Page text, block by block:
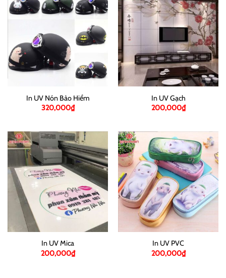
In UV Nón Bảo Hiểm
320,000₫
In UV Gạch
200,000₫
In UV Mica
200,000₫
In UV PVC
200,000₫